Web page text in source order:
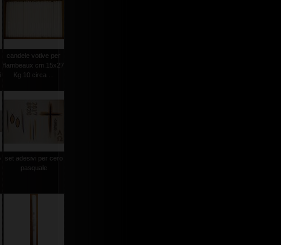
candele votive per
flambeaux cm.15x27
Kg.10 circa ...
set adesivi per cero
pasquale